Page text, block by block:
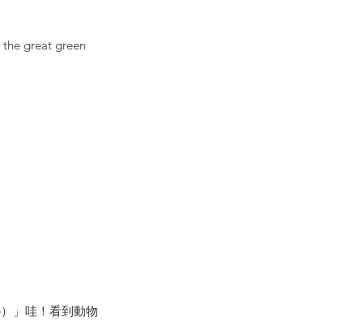
great green
」哇！看到動物